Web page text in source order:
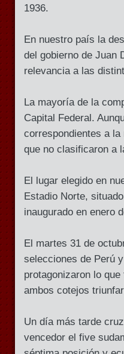
1936.
En nuestro país la
del gobierno de Juan
relevancia a las
La mayoría de la
Capital Federal.
correspondientes a
que no clasificaron a
El lugar elegido en
Estadio Norte,
inaugurado en enero
El martes 31 de
selecciones de Perú
protagonizaron lo
ambos cotejos
Un día más tarde
vencedor el five